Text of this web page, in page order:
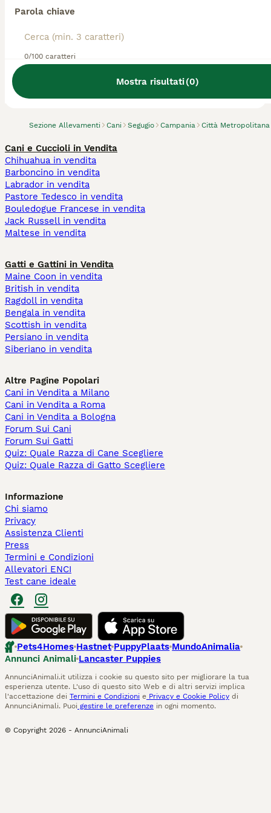
Parola chiave
0/100 caratteri
Mostra risultati(0)
Sezione Allevamenti Cani Segugio Campania Città
Abbiamo trovato 0 Allevamento di Segugio,
Afragola.
Cani e Cuccioli in Vendita
Chihuahua in vendita
Barboncino in vendita
Labrador in vendita
Pastore Tedesco in vendita
Bouledogue Francese in vendita
Jack Russell in vendita
Maltese in vendita
Gatti e Gattini in Vendita
Maine Coon in vendita
British in vendita
Ragdoll in vendita
Bengala in vendita
Scottish in vendita
Persiano in vendita
Siberiano in vendita
Altre Pagine Popolari
Cani in Vendita a Milano
Cani in Vendita a Roma
Cani in Vendita a Bologna
Forum Sui Cani
Forum Sui Gatti
Quiz: Quale Razza di Cane Scegliere
Quiz: Quale Razza di Gatto Scegliere
Informazione
Chi siamo
Privacy
Assistenza Clienti
Press
Termini e Condizioni
Allevatori ENCI
Test cane ideale
Pets4Homes Hastnet PuppyPlaats MundoAnimalia
Annunci Animali Lancaster Puppies
AnnunciAnimali.it utilizza i cookie su questo sito per migliorare la tua
esperienza utente. L'uso di questo sito Web e di altri servizi implica
l'accettazione dei Termini e Condizioni e Privacy e Cookie Policy di
AnnunciAnimali. Puoi gestire le preferenze in ogni momento.
© Copyright 2026 - AnnunciAnimali